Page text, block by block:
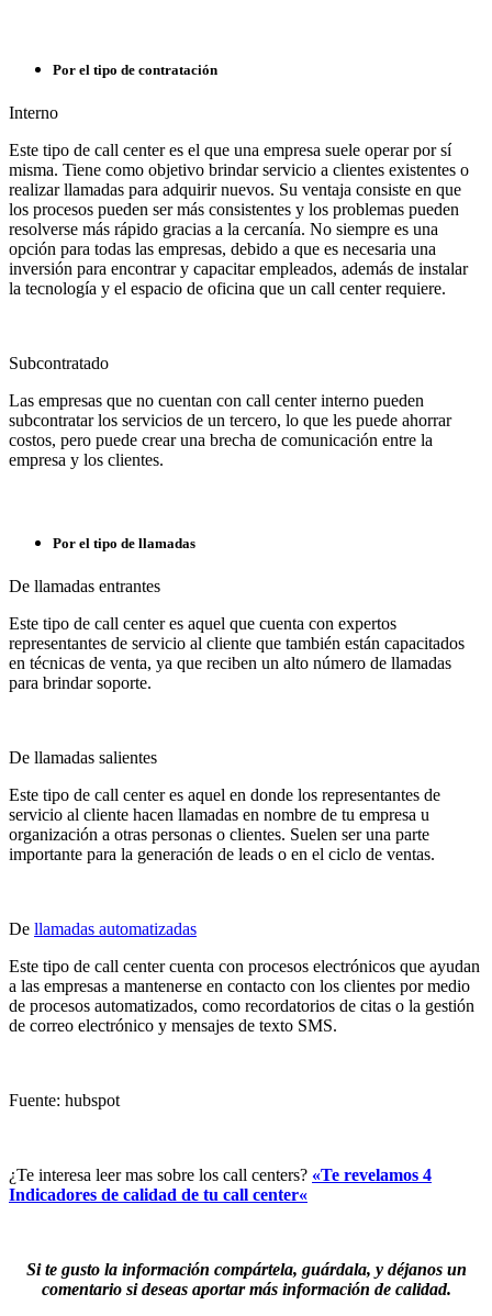
Por el tipo de contratación
Interno
Este tipo de call center es el que una empresa suele operar por sí
misma. Tiene como objetivo brindar servicio a clientes existentes o
realizar llamadas para adquirir nuevos. Su ventaja consiste en que
los procesos pueden ser más consistentes y los problemas pueden
resolverse más rápido gracias a la cercanía. No siempre es una
opción para todas las empresas, debido a que es necesaria una
inversión para encontrar y capacitar empleados, además de instalar
la tecnología y el espacio de oficina que un call center requiere.
Subcontratado
Las empresas que no cuentan con call center interno pueden
subcontratar los servicios de un tercero, lo que les puede ahorrar
costos, pero puede crear una brecha de comunicación entre la
empresa y los clientes.
Por el tipo de llamadas
De llamadas entrantes
Este tipo de call center es aquel que cuenta con expertos
representantes de servicio al cliente que también están capacitados
en técnicas de venta, ya que reciben un alto número de llamadas
para brindar soporte.
De llamadas salientes
Este tipo de call center es aquel en donde los representantes de
servicio al cliente hacen llamadas en nombre de tu empresa u
organización a otras personas o clientes. Suelen ser una parte
importante para la generación de leads o en el ciclo de ventas.
De llamadas automatizadas
Este tipo de call center cuenta con procesos electrónicos que ayudan
a las empresas a mantenerse en contacto con los clientes por medio
de procesos automatizados, como recordatorios de citas o la gestión
de correo electrónico y mensajes de texto SMS.
Fuente: hubspot
¿Te interesa leer mas sobre los call centers? «Te revelamos 4
Indicadores de calidad de tu call center«
Si te gusto la información compártela, guárdala, y déjanos un
comentario si deseas aportar más información de calidad.